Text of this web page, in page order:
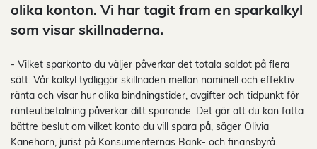
olika konton. Vi har tagit fram en sparkalkyl
som visar skillnaderna.
- Vilket sparkonto du väljer påverkar det totala saldot på flera
sätt. Vår kalkyl tydliggör skillnaden mellan nominell och effektiv
ränta och visar hur olika bindningstider, avgifter och tidpunkt för
ränteutbetalning påverkar ditt sparande. Det gör att du kan fatta
bättre beslut om vilket konto du vill spara på, säger Olivia
Kanehorn, jurist på Konsumenternas Bank- och finansbyrå.